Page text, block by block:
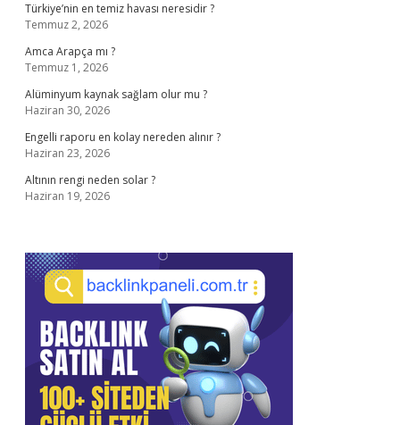
Türkiye’nin en temiz havası neresidir ?
Temmuz 2, 2026
Amca Arapça mı ?
Temmuz 1, 2026
Alüminyum kaynak sağlam olur mu ?
Haziran 30, 2026
Engelli raporu en kolay nereden alınır ?
Haziran 23, 2026
Altının rengi neden solar ?
Haziran 19, 2026